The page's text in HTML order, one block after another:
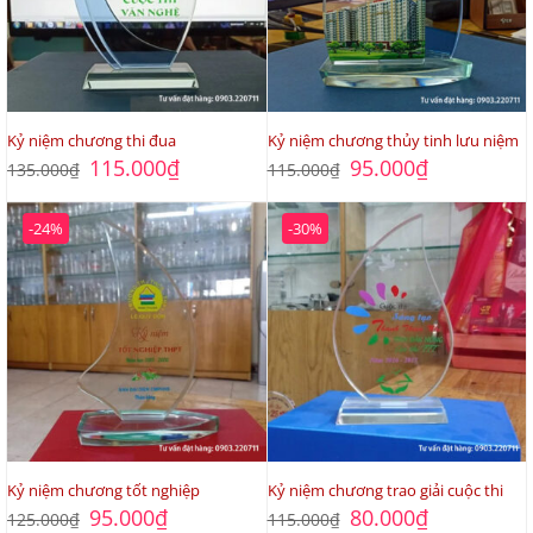
Kỷ niệm chương thi đua
135.000₫ Giá
gốc
là:
135.000₫.
115.000₫Giá
tại
là:
115.000₫.
Kỷ niệm chương thủy tinh lưu niệm
115.000₫ Giá
gốc
là:
115.000₫.
95.000₫Giá
hiện
tại
95.000₫.
-24%
Kỷ niệm chương tốt nghiệp
125.000₫ Giá
95.000₫Giá
-30%
Kỷ niệm chương trao giải cuộc thi
115.000₫ Giá
80.000₫Giá